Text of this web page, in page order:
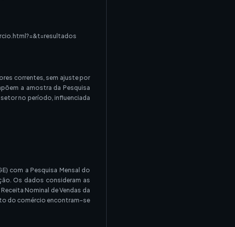
correntes, sem ajuste por
a amostra da Pesquisa
setor no período, influenciada
com a Pesquisa Mensal do
Os dados consideram as
Nominal de Vendas da
do comércio encontram-se